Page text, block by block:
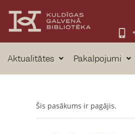
Aktualitātes Pakalpojumi
Šis pasākums ir pagājis.